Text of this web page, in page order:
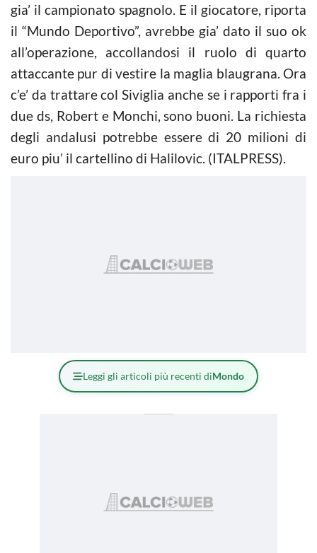
gia’ il campionato spagnolo. E il giocatore, riporta
il “Mundo Deportivo”, avrebbe gia’ dato il suo ok
all’operazione, accollandosi il ruolo di quarto
attaccante pur di vestire la maglia blaugrana. Ora
c’e’ da trattare col Siviglia anche se i rapporti fra i
due ds, Robert e Monchi, sono buoni. La richiesta
degli andalusi potrebbe essere di 20 milioni di
euro piu’ il cartellino di Halilovic. (ITALPRESS).
Leggi gli articoli più recenti diMondo